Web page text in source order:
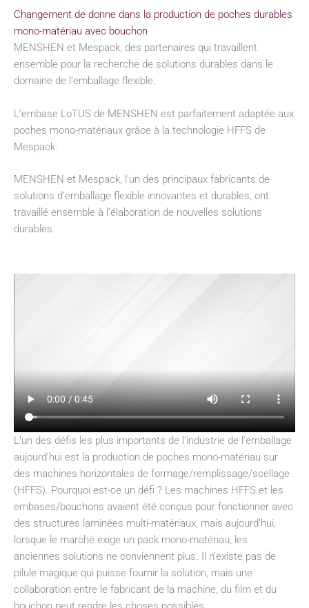
Changement de donne dans la production de poches durables
mono-matériau avec bouchon
MENSHEN et Mespack, des partenaires qui travaillent
ensemble pour la recherche de solutions durables dans le
domaine de l’emballage flexible.
L’embase LoTUS de MENSHEN est parfaitement adaptée aux
poches mono-matériaux grâce à la technologie HFFS de
Mespack.
MENSHEN et Mespack, l’un des principaux fabricants de
solutions d’emballage flexible innovantes et durables, ont
travaillé ensemble à l’élaboration de nouvelles solutions
durables.
L’un des défis les plus importants de l’industrie de l’emballage
aujourd’hui est la production de poches mono-matériau sur
des machines horizontales de formage/remplissage/scellage
(HFFS). Pourquoi est-ce un défi ? Les machines HFFS et les
embases/bouchons avaient été conçus pour fonctionner avec
des structures laminées multi-matériaux, mais aujourd’hui,
lorsque le marché exige un pack mono-matériau, les
anciennes solutions ne conviennent plus. Il n’existe pas de
pilule magique qui puisse fournir la solution, mais une
collaboration entre le fabricant de la machine, du film et du